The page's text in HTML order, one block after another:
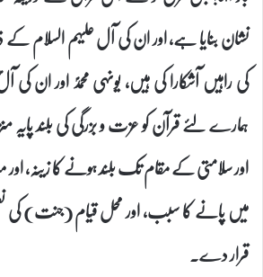
نشان بنایا ہے، اور ان کی آل علیہم السلام کے
کی راہیں آشکارا کی ہیں، یونہی محمدؐ اور ان
ہمارے لئے قرآن کو عزت و بزرگی کی بلند پایہ
اور سلامتی کے مقام تک بلند ہونے کا زینہ، اور
میں پانے کا سبب، اور محل قیام (جنت) کی
قرار دے۔